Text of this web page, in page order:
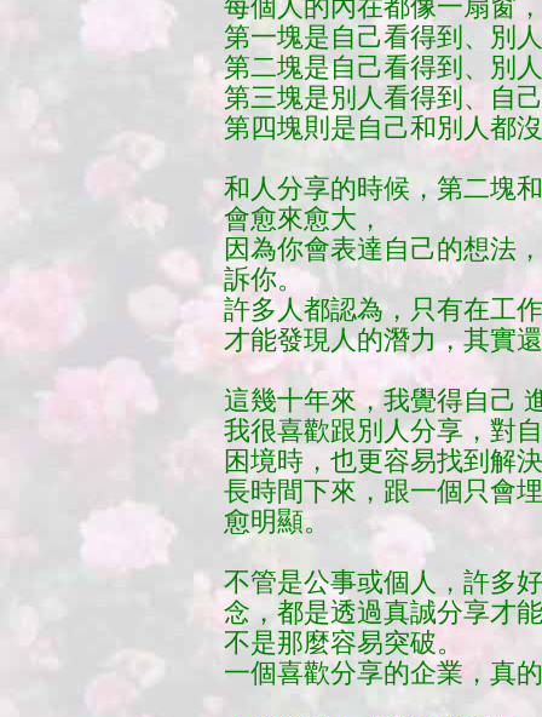
每個人的內在都像一扇窗
第一塊是自己看得到、別
第二塊是自己看得到、別
第三塊是別人看得到、自
第四塊則是自己和別人都
和人分享的時候，第二塊
會愈來愈大，
因為你會表達自己的想法
訴你。
許多人都認為，只有在工
才能發現人的潛力，其實
這幾十年來，我覺得自己
我很喜歡跟別人分享，對
困境時，也更容易找到解
長時間下來， 跟一個只會
愈明顯。
不管是公事或個人，許多
念，都是透過真誠分享才
不是那麼容易突破。
一個喜歡分享的企業，真